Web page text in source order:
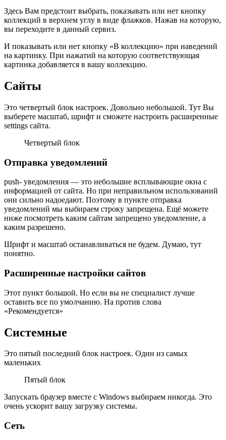
Здесь Вам предстоит выбрать, показывать или нет кнопку
коллекций в верхнем углу в виде флажков. Нажав на которую,
вы переходите в данный сервиз.
И показывать или нет кнопку «В коллекцию» при наведений
на картинку. При нажатий на которую соответствующая
картинка добавляется в вашу коллекцию.
Сайты
Это четвертый блок настроек. Довольно небольшой. Тут Вы
выберете масштаб, шрифт и сможете настроить расширенные
settings сайта.
Четвертый блок
Отправка уведомлений
push- уведомления — это небольшие всплывающие окна с
информацией от сайта. Но при неправильном использований
они сильно надоедают. Поэтому в пункте отправка
уведомлений мы выбираем строку запрещена. Ещё можете
ниже посмотреть каким сайтам запрещено уведомление, а
каким разрешено.
Шрифт и масштаб останавливаться не будем. Думаю, тут
понятно.
Расширенные настройки сайтов
Этот пункт большой. Но если вы не специалист лучше
оставить все по умолчанию. На против слова
«Рекомендуется»
Системные
Это пятый последний блок настроек. Один из самых
маленьких
Пятый блок
Запускать браузер вместе с Windows выбираем никогда. Это
очень ускорит вашу загрузку системы.
Сеть